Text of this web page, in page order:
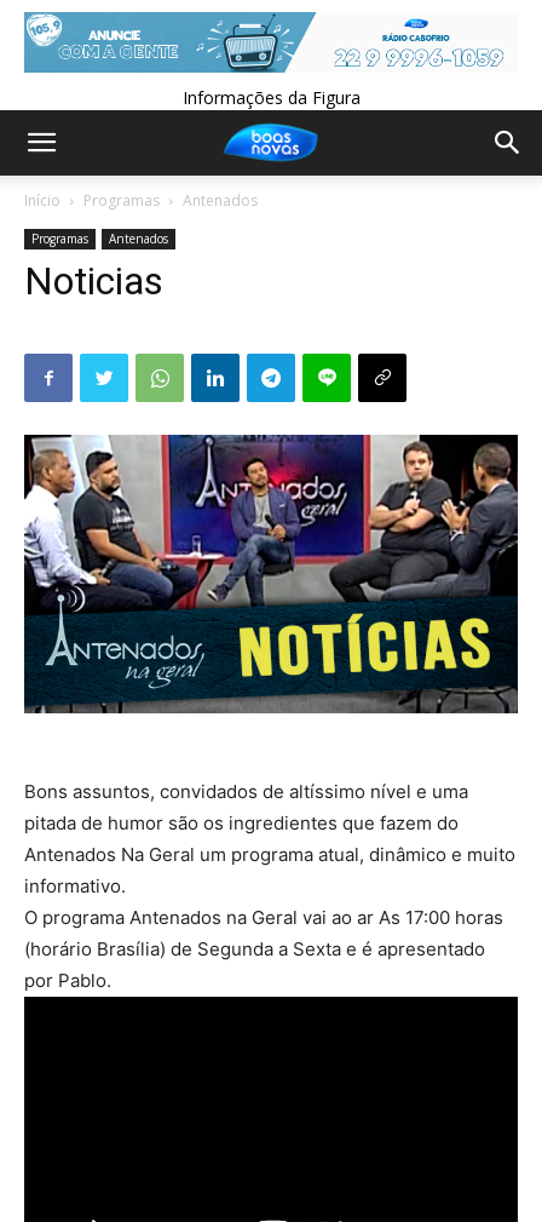
Informações da Figura
Início Programas Antenados
Programas Antenados
Noticias
Bons assuntos, convidados de altíssimo nível e uma
pitada de humor são os ingredientes que fazem do
Antenados Na Geral um programa atual, dinâmico e muito
informativo.
O programa Antenados na Geral vai ao ar As 17:00 horas
(horário Brasília) de Segunda a Sexta e é apresentado
por Pablo.